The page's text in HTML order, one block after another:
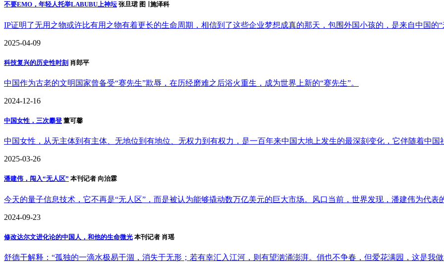
不要EMO，年轻人托举LABUBU上神坛 张旦珺 图 ∣ 施泽科
IP证明了无用之物或许比有用之物有着更长的生命周期，相信到了这些企业梦想成真的那天，包围外国小孩的，是来自中国的“
2025-04-09
科技复兴的历史性时刻 肖郎平
中国作为古老的文明国家曾备受“赛先生”欺辱，在历经磨难之后浴火重生，成为世界上新的“赛先生”。
2024-12-16
中国女性，三次攀登 董可馨
中国女性，从无主体到有主体、无地位到有地位、无权力到有权力，是一百年来中国大地上发生的最深刻变化，它伴随着中国
2025-03-26
潘建伟，闯入“无人区” 本刊记者 向治霖
今天的量子信息技术，它不再是“无人区”，而是被认为能够撬动数万亿美元的巨大市场。风口当前，世界发现，潘建伟为代表
2024-09-23
修改达尔文进化论的中国人，和他的生命微光 本刊记者 肖瑶
舒德干解释：“孤独的一滴水极易干涸，消失于无形；若有幸汇入江河，则有望汹涌澎湃。俏也不争春，但爱花满园，这是我